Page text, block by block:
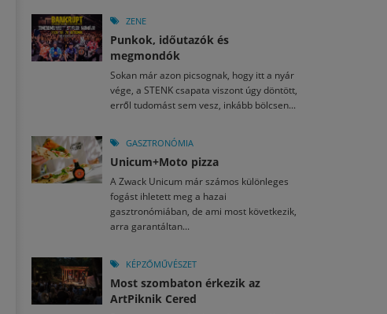
ZENE
Punkok, időutazók és
megmondók
Sokan már azon picsognak, hogy itt a nyár
vége, a STENK csapata viszont úgy döntött,
erről tudomást sem vesz, inkább bölcsen...
GASZTRONÓMIA
Unicum+Moto pizza
A Zwack Unicum már számos különleges
fogást ihletett meg a hazai
gasztronómiában, de ami most következik,
arra garantáltan...
KÉPZŐMŰVÉSZET
Most szombaton érkezik az
ArtPiknik Cered